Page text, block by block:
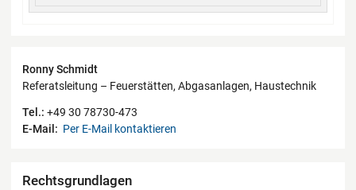
Kontaktdaten
Ronny Schmidt
Referatsleitung – Feuerstätten, Abgasanlagen, Haustechnik
Tel.: +49 30 78730-473
E-Mail: Per E-Mail kontaktieren
Rechtsgrundlagen